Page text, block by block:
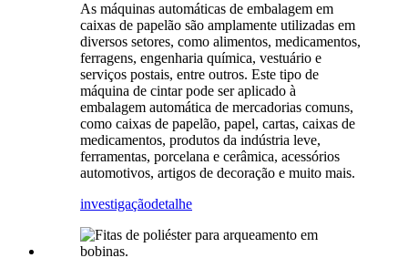
As máquinas automáticas de embalagem em
caixas de papelão são amplamente utilizadas em
diversos setores, como alimentos, medicamentos,
ferragens, engenharia química, vestuário e
serviços postais, entre outros. Este tipo de
máquina de cintar pode ser aplicado à
embalagem automática de mercadorias comuns,
como caixas de papelão, papel, cartas, caixas de
medicamentos, produtos da indústria leve,
ferramentas, porcelana e cerâmica, acessórios
automotivos, artigos de decoração e muito mais.
investigaçãodetalhe